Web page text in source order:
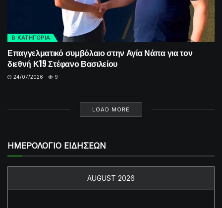
Β ΚΑΤΗΓΟΡΙΑ
Επαγγελματικό συμβόλαιο στην Αγία Νάπα για τον
διεθνή Κ19 Στέφανο Βασιλείου
24/07/2026 9
LOAD MORE
ΗΜΕΡΟΛΟΓΙΟ ΕΙΔΗΣΕΩΝ
AUGUST 2026